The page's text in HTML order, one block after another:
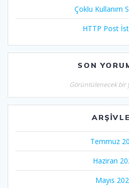
Çoklu Kullanım
HTTP Post
SON
Görüntülenecek bir
Temmuz
Haziran
Mayıs